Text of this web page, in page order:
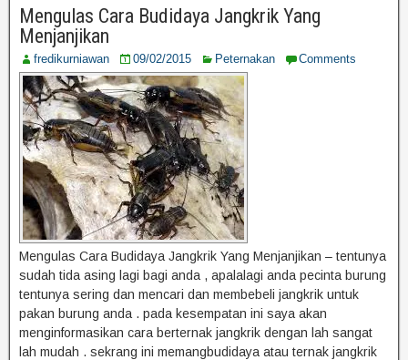
Mengulas Cara Budidaya Jangkrik Yang
Menjanjikan
fredikurniawan 09/02/2015 Peternakan Comments
Mengulas Cara Budidaya Jangkrik Yang Menjanjikan – tentunya
sudah tida asing lagi bagi anda , apalalagi anda pecinta burung
tentunya sering dan mencari dan membebeli jangkrik untuk
pakan burung anda . pada kesempatan ini saya akan
menginformasikan cara berternak jangkrik dengan lah sangat
lah mudah . sekrang ini memangbudidaya atau ternak jangkrik